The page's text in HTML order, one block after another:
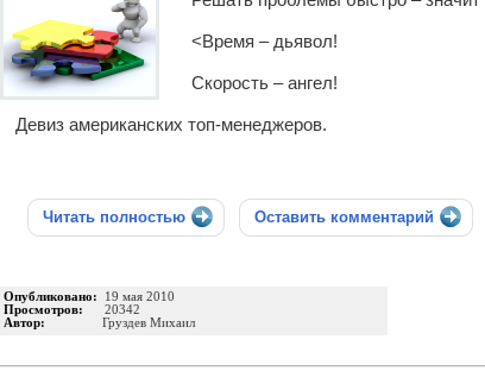
<Время – дьявол!
Скорость – ангел!
Девиз американских топ-менеджеров.
Читать полностью Оставить комментарий
Опубликовано: 19 мая 2010
Просмотров: 20342
Автор: Груздев Михаил